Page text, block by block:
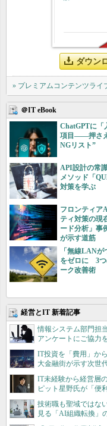
ダウン
» プレミアムコンテンツライ
＠IT eBook
ChatGPTに「
項目――押さ
NGリスト”
API設計の常
メソッド「
対策を学ぶ
フロンティア
ティ対策の
ード分析」事
が示す道筋
「無線LAN
をゼロに 3つ
ーク改善術
経営とIT 新着記事
情報システム部門担
アンケートにご協力
IT投資を「費用」か
大金融街が示す次世
IT未経験から経営層
ピット星野氏が「便
技術職も聖域ではな
見る「AI組織転換」